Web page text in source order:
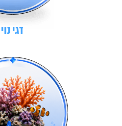
דגי נוי